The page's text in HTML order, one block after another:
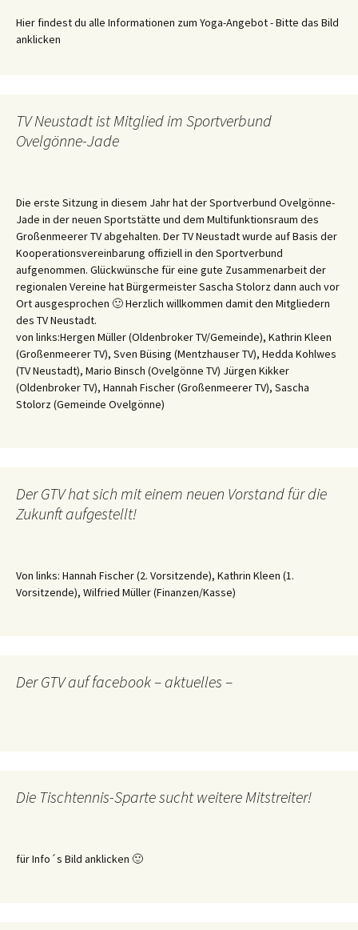
Hier findest du alle Informationen zum Yoga-Angebot - Bitte das Bild
anklicken
TV Neustadt ist Mitglied im Sportverbund
Ovelgönne-Jade
Die erste Sitzung in diesem Jahr hat der Sportverbund Ovelgönne-
Jade in der neuen Sportstätte und dem Multifunktionsraum des
Großenmeerer TV abgehalten. Der TV Neustadt wurde auf Basis der
Kooperationsvereinbarung offiziell in den Sportverbund
aufgenommen. Glückwünsche für eine gute Zusammenarbeit der
regionalen Vereine hat Bürgermeister Sascha Stolorz dann auch vor
Ort ausgesprochen 🙂 Herzlich willkommen damit den Mitgliedern
des TV Neustadt.
von links:Hergen Müller (Oldenbroker TV/Gemeinde), Kathrin Kleen
(Großenmeerer TV), Sven Büsing (Mentzhauser TV), Hedda Kohlwes
(TV Neustadt), Mario Binsch (Ovelgönne TV) Jürgen Kikker
(Oldenbroker TV), Hannah Fischer (Großenmeerer TV), Sascha
Stolorz (Gemeinde Ovelgönne)
Der GTV hat sich mit einem neuen Vorstand für die
Zukunft aufgestellt!
Von links: Hannah Fischer (2. Vorsitzende), Kathrin Kleen (1.
Vorsitzende), Wilfried Müller (Finanzen/Kasse)
Der GTV auf facebook – aktuelles –
Die Tischtennis-Sparte sucht weitere Mitstreiter!
für Info´s Bild anklicken 🙂